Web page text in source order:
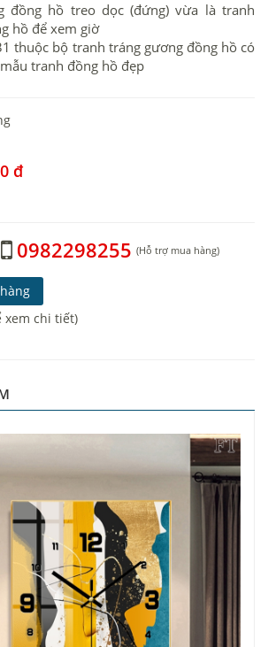
đồng hồ treo dọc (đứng) vừa là tranh
hồ để xem giờ
thuộc bộ tranh tráng gương đồng hồ có
tranh đồng hồ đẹp
đ
0982298255 (Hỗ trợ mua hàng)
xem chi tiết)